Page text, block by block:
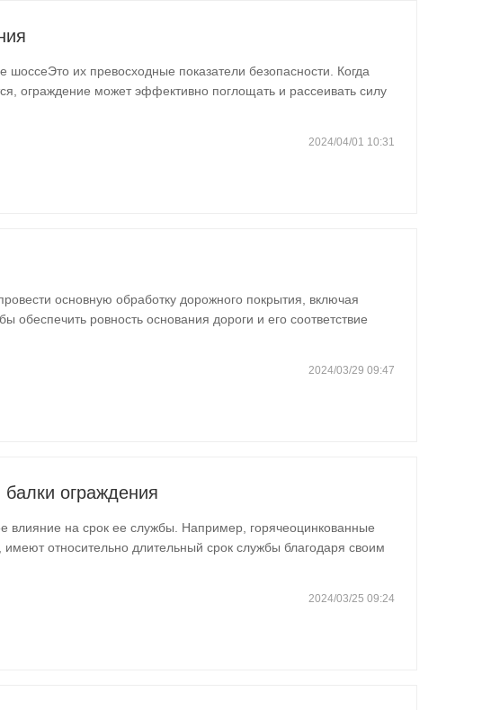
их превосходные показатели безопасности. Когда
ограждение может эффективно поглощать и рассеивать силу
2024/04/01 10:31
основную обработку дорожного покрытия, включая
обеспечить ровность основания дороги и его соответствие
2024/03/29 09:47
ограждения
влияние на срок ее службы. Например, горячеоцинкованные
относительно длительный срок службы благодаря своим
2024/03/25 09:24